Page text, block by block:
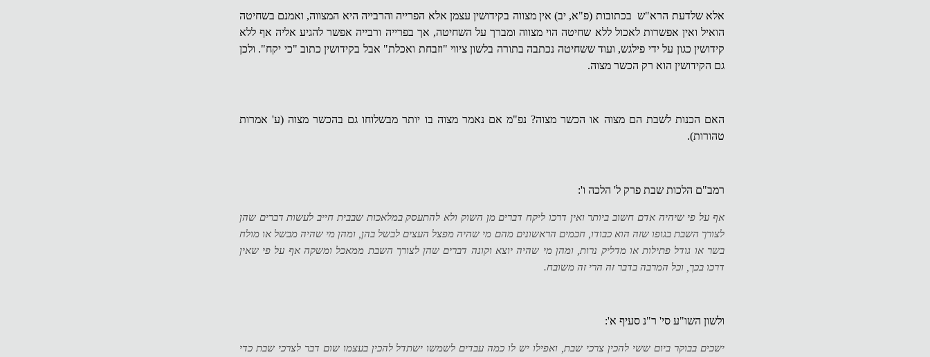
אלא שלדעת הרא"ש בכתובות (פ"א, יב) אין מצווה בקידושין עצמן אלא הפרייה והרבייה היא המצווה, ואמנם בשחיטה
הואיל ואין אפשרות לאכול ללא שחיטה הוי מצווה ומברך על השחיטה, אך בפרייה ורבייה אפשר להגיע אליה אף ללא
קידושין כגון על ידי פילגש, ועוד ששחיטה נכתבה בתורה בלשון ציווי "וזבחת ואכלת" אבל בקידושין כתוב "כי יקח". ולכן
גם הקידושין הוא רק הכשר מצוה.
האם הכנות לשבת הם מצוה או הכשר מצוה? נפ"מ אם נאמר מצוה בו יותר מבשלוחו גם בהכשר מצוה (ע' אמרות
טהורות).
רמב"ם הלכות שבת פרק ל' הלכה ו':
אף על פי שיהיה אדם חשוב ביותר ואין דרכו ליקח דברים מן השוק ולא להתעסק במלאכות שבבית חייב לעשות דברים שהן
לצורך השבת בגופו שזה הוא כבודו, חכמים הראשונים מהם מי שהיה מפצל העצים לבשל בהן, ומהן מי שהיה מבשל או מולח
בשר או גודל פתילות או מדליק נרות, ומהן מי שהיה יוצא וקונה דברים שהן לצורך השבת ממאכל ומשקה אף על פי שאין
דרכו בכך, וכל המרבה בדבר זה הרי זה משובח.
ולשון השו"ע סי' ר"נ סעיף א':
ישכים בבוקר ביום ששי להכין צרכי שבת, ואפילו יש לו כמה עבדים לשמשו ישתדל להכין בעצמו שום דבר לצרכי שבת כדי